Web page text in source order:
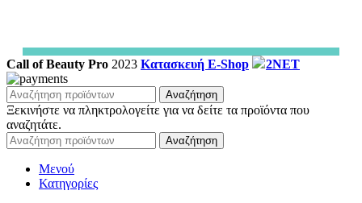
Call of Beauty Pro 2023 Κατασκευή E-Shop 2NET
Αναζήτηση
Ξεκινήστε να πληκτρολογείτε για να δείτε τα προϊόντα που
αναζητάτε.
Αναζήτηση
Μενού
Κατηγορίες